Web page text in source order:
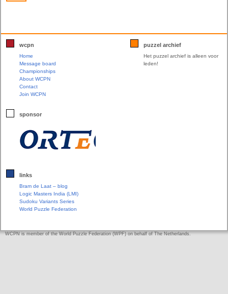
wcpn
Home
Message board
Championships
About WCPN
Contact
Join WCPN
sponsor
links
Bram de Laat – blog
Logic Masters India (LMI)
Sudoku Variants Series
World Puzzle Federation
puzzel archief
Het puzzel archief is alleen voor
leden!
WCPN is member of the World Puzzle Federation (WPF) on behalf of The Netherlands.